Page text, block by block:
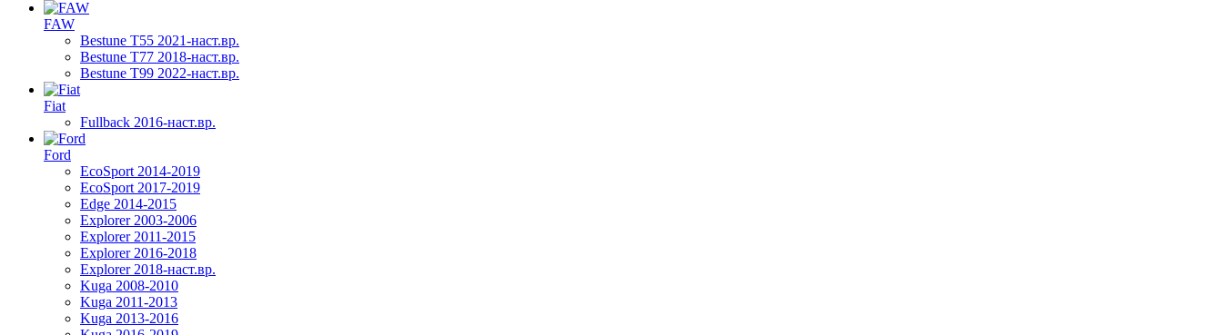
FAW
Bestune T55 2021-наст.вр.
Bestune T77 2018-наст.вр.
Bestune T99 2022-наст.вр.
Fiat
Fullback 2016-наст.вр.
Ford
EcoSport 2014-2019
EcoSport 2017-2019
Edge 2014-2015
Explorer 2003-2006
Explorer 2011-2015
Explorer 2016-2018
Explorer 2018-наст.вр.
Kuga 2008-2010
Kuga 2011-2013
Kuga 2013-2016